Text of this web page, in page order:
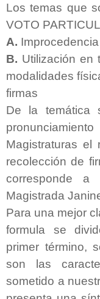
Los temas que
VOTO
A.
B. Utilización en
modalidades
firmas
De la temática
Magistraturas
recolección de
corresponde
Magistrada
Para una mejor
formula se
primer término,
son las
sometido a